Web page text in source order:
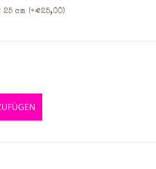
cm (+€25,00)